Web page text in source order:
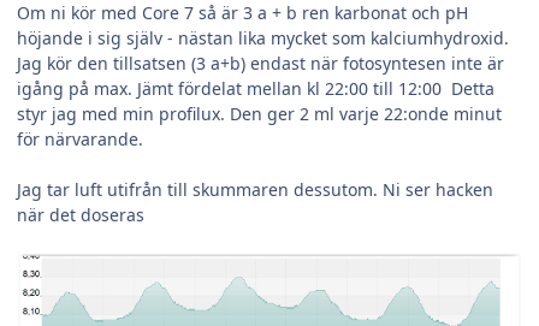
Om ni kör med Core 7 så är 3 a + b ren karbonat och pH
höjande i sig själv - nästan lika mycket som kalciumhydroxid.
Jag kör den tillsatsen (3 a+b) endast när fotosyntesen inte är
igång på max. Jämt fördelat mellan kl 22:00 till 12:00 Detta
styr jag med min profilux. Den ger 2 ml varje 22:onde minut
för närvarande.
Jag tar luft utifrån till skummaren dessutom. Ni ser hacken
när det doseras